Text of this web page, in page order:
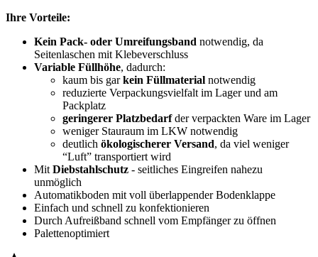
Ihre Vorteile:
Kein Pack- oder Umreifungsband notwendig, da
Seitenlaschen mit Klebeverschluss
Variable Füllhöhe, dadurch:
kaum bis garkein Füllmaterial notwendig
reduzierte Verpackungsvielfalt im Lager und am
Packplatz
geringerer Platzbedarfder verpackten Ware im Lager
weniger Stauraum im LKW notwendig
deutlich ökologischerer Versand, da viel weniger
“Luft” transportiert wird
Mit Diebstahlschutz - seitliches Eingreifen nahezu
unmöglich
Automatikboden mit voll überlappender Bodenklappe
Einfach und schnell zu konfektionieren
Durch Aufreißband schnell vom Empfänger zu öffnen
Palettenoptimiert